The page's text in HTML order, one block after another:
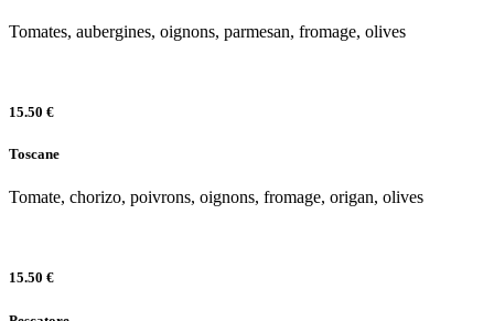
Tomates, aubergines, oignons, parmesan, fromage, olives
15.50 €
Toscane
Tomate, chorizo, poivrons, oignons, fromage, origan, olives
15.50 €